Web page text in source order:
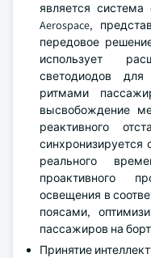
является система
Aerospace,
передовое
использует
светодиодов
ритмами
высвобождение
реактивного
реального
проактивного
освещения в
поясами,
пассажиров на
Принятие